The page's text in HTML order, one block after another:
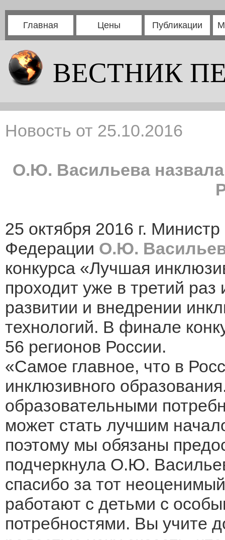
Главная Цены Публикации
ВЕСТНИК
Новость от 25.10.2016
О.Ю. Васильева
25 октября 2016 г.
Федерации О.Ю.
конкурса «Лучшая
проходит уже в третий
развитии и внедрении
технологий. В финале
56 регионов России.
«Самое главное, что в
инклюзивного
образовательными
может стать лучшим
поэтому мы обязаны
подчеркнула О.Ю.
спасибо за тот
работают с детьми с
потребностями. Вы учите